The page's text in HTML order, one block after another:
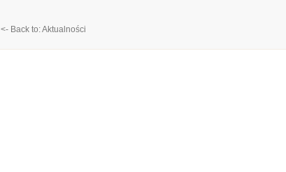
<- Back to: Aktualności